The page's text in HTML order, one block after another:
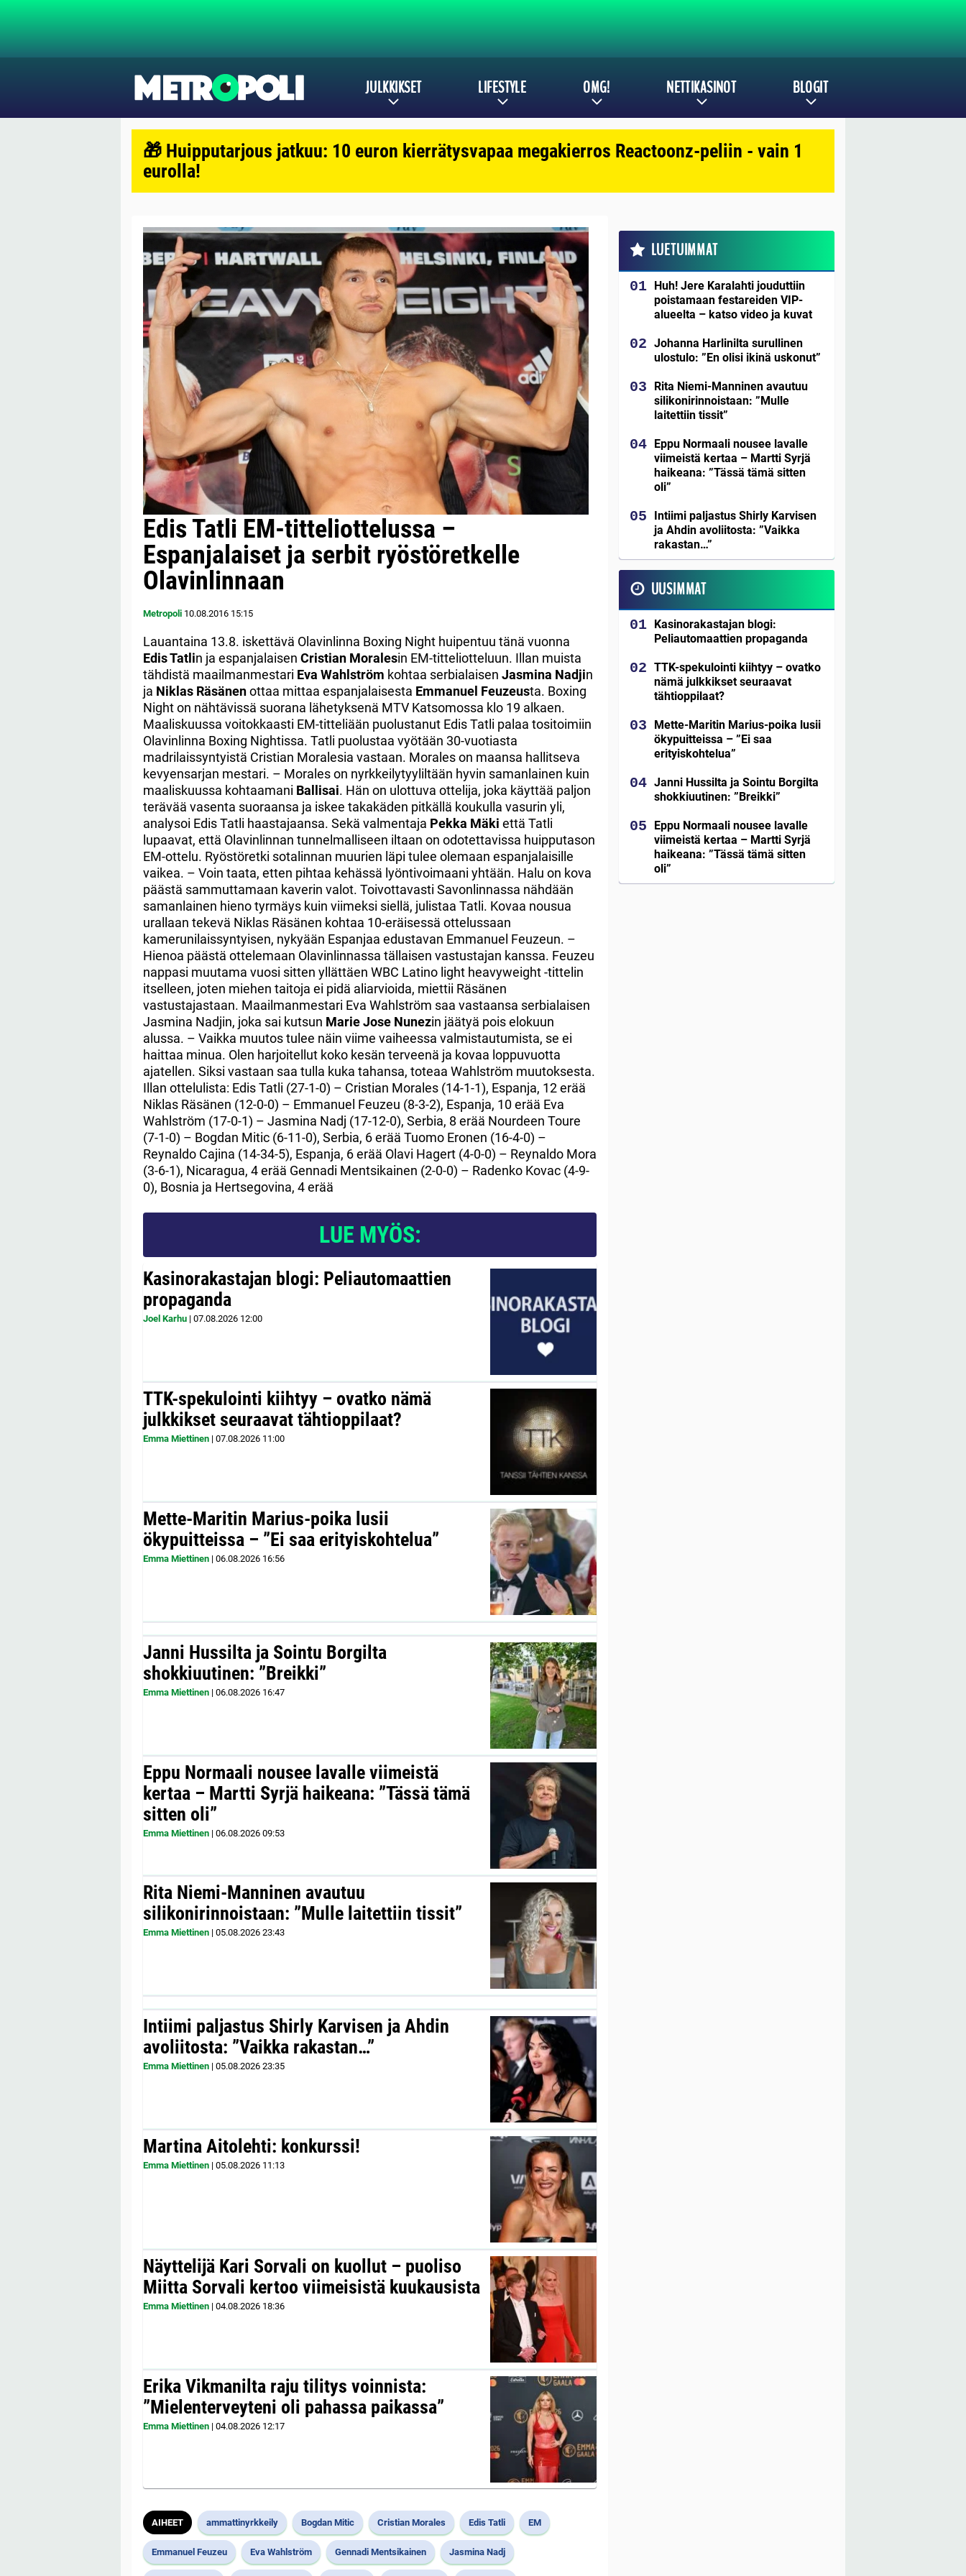
JULKKIKSET LIFESTYLE OMG! NETTIKASINOT BLOGIT
🎁 Huipputarjous jatkuu: 10 euron kierrätysvapaa megakierros Reactoonz-peliin - vain 1
eurolla!
Edis Tatli EM-titteliottelussa –
Espanjalaiset ja serbit ryöstöretkelle
Olavinlinnaan
Metropoli 10.08.2016 15:15
Lauantaina 13.8. iskettävä Olavinlinna Boxing Night huipentuu tänä vuonna
Edis Tatlin ja espanjalaisen Cristian Moralesin EM-titteliotteluun. Illan muista
tähdistä maailmanmestari Eva Wahlström kohtaa serbialaisen Jasmina Nadjin
ja Niklas Räsänenottaa mittaa espanjalaisesta Emmanuel Feuzeusta. Boxing
Night on nähtävissä suorana lähetyksenä MTV Katsomossa klo 19 alkaen.
Maaliskuussa voitokkaasti EM-titteliään puolustanut Edis Tatli palaa tositoimiin
Olavinlinna Boxing Nightissa. Tatli puolustaa vyötään 30-vuotiasta
madrilaissyntyistä Cristian Moralesia vastaan. Morales on maansa hallitseva
kevyensarjan mestari. – Morales on nyrkkeilytyyliltään hyvin samanlainen kuin
maaliskuussa kohtaamani Ballisai. Hän on ulottuva ottelija, joka käyttää paljon
terävää vasenta suoraansa ja iskee takakäden pitkällä koukulla vasurin yli,
analysoi Edis Tatli haastajaansa. Sekä valmentaja Pekka Mäki että Tatli
lupaavat, että Olavinlinnan tunnelmalliseen iltaan on odotettavissa huipputason
EM-ottelu. Ryöstöretki sotalinnan muurien läpi tulee olemaan espanjalaisille
vaikea. – Voin taata, etten pihtaa kehässä lyöntivoimaani yhtään. Halu on kova
päästä sammuttamaan kaverin valot. Toivottavasti Savonlinnassa nähdään
samanlainen hieno tyrmäys kuin viimeksi siellä, julistaa Tatli. Kovaa nousua
urallaan tekevä Niklas Räsänen kohtaa 10-eräisessä ottelussaan
kamerunilaissyntyisen, nykyään Espanjaa edustavan Emmanuel Feuzeun. –
Hienoa päästä ottelemaan Olavinlinnassa tällaisen vastustajan kanssa. Feuzeu
nappasi muutama vuosi sitten yllättäen WBC Latino light heavyweight -tittelin
itselleen, joten miehen taitoja ei pidä aliarvioida, miettii Räsänen
vastustajastaan. Maailmanmestari Eva Wahlström saa vastaansa serbialaisen
Jasmina Nadjin, joka sai kutsun Marie Jose Nunezin jäätyä pois elokuun
alussa. – Vaikka muutos tulee näin viime vaiheessa valmistautumista, se ei
haittaa minua. Olen harjoitellut koko kesän terveenä ja kovaa loppuvuotta
ajatellen. Siksi vastaan saa tulla kuka tahansa, toteaa Wahlström muutoksesta.
Illan ottelulista: Edis Tatli (27-1-0) – Cristian Morales (14-1-1), Espanja, 12 erää
Niklas Räsänen (12-0-0) – Emmanuel Feuzeu (8-3-2), Espanja, 10 erää Eva
Wahlström (17-0-1) – Jasmina Nadj (17-12-0), Serbia, 8 erää Nourdeen Toure
(7-1-0) – Bogdan Mitic (6-11-0), Serbia, 6 erää Tuomo Eronen (16-4-0) –
Reynaldo Cajina (14-34-5), Espanja, 6 erää Olavi Hagert (4-0-0) – Reynaldo Mora
(3-6-1), Nicaragua, 4 erää Gennadi Mentsikainen (2-0-0) – Radenko Kovac (4-9-
0), Bosnia ja Hertsegovina, 4 erää
LUE MYÖS:
Kasinorakastajan blogi: Peliautomaattien
propaganda
Joel Karhu | 07.08.2026 12:00
TTK-spekulointi kiihtyy – ovatko nämä
julkkikset seuraavat tähtioppilaat?
Emma Miettinen | 07.08.2026 11:00
Mette-Maritin Marius-poika lusii
ökypuitteissa – ”Ei saa erityiskohtelua”
Emma Miettinen | 06.08.2026 16:56
Janni Hussilta ja Sointu Borgilta
shokkiuutinen: ”Breikki”
Emma Miettinen | 06.08.2026 16:47
Eppu Normaali nousee lavalle viimeistä
kertaa – Martti Syrjä haikeana: ”Tässä tämä
sitten oli”
Emma Miettinen | 06.08.2026 09:53
Rita Niemi-Manninen avautuu
silikonirinnoistaan: ”Mulle laitettiin tissit”
Emma Miettinen | 05.08.2026 23:43
Intiimi paljastus Shirly Karvisen ja Ahdin
avoliitosta: ”Vaikka rakastan…”
Emma Miettinen | 05.08.2026 23:35
Martina Aitolehti: konkurssi!
Emma Miettinen | 05.08.2026 11:13
Näyttelijä Kari Sorvali on kuollut – puoliso
Miitta Sorvali kertoo viimeisistä kuukausista
Emma Miettinen | 04.08.2026 18:36
Erika Vikmanilta raju tilitys voinnista:
”Mielenterveyteni oli pahassa paikassa”
Emma Miettinen | 04.08.2026 12:17
AIHEET ammattinyrkkeily Bogdan Mitic Cristian Morales Edis Tatli EM
Emmanuel Feuzeu Eva Wahlström Gennadi Mentsikainen Jasmina Nadj
LUETUIMMAT
Huh! Jere Karalahti jouduttiin
poistamaan festareiden VIP-
alueelta – katso video ja kuvat
Johanna Harlinilta surullinen
ulostulo: ”En olisi ikinä uskonut”
Rita Niemi-Manninen avautuu
silikonirinnoistaan: ”Mulle
laitettiin tissit”
Eppu Normaali nousee lavalle
viimeistä kertaa – Martti Syrjä
haikeana: ”Tässä tämä sitten
oli”
Intiimi paljastus Shirly Karvisen
ja Ahdin avoliitosta: ”Vaikka
rakastan…”
UUSIMMAT
Kasinorakastajan blogi:
Peliautomaattien propaganda
TTK-spekulointi kiihtyy – ovatko
nämä julkkikset seuraavat
tähtioppilaat?
Mette-Maritin Marius-poika lusii
ökypuitteissa – ”Ei saa
erityiskohtelua”
Janni Hussilta ja Sointu Borgilta
shokkiuutinen: ”Breikki”
Eppu Normaali nousee lavalle
viimeistä kertaa – Martti Syrjä
haikeana: ”Tässä tämä sitten
oli”